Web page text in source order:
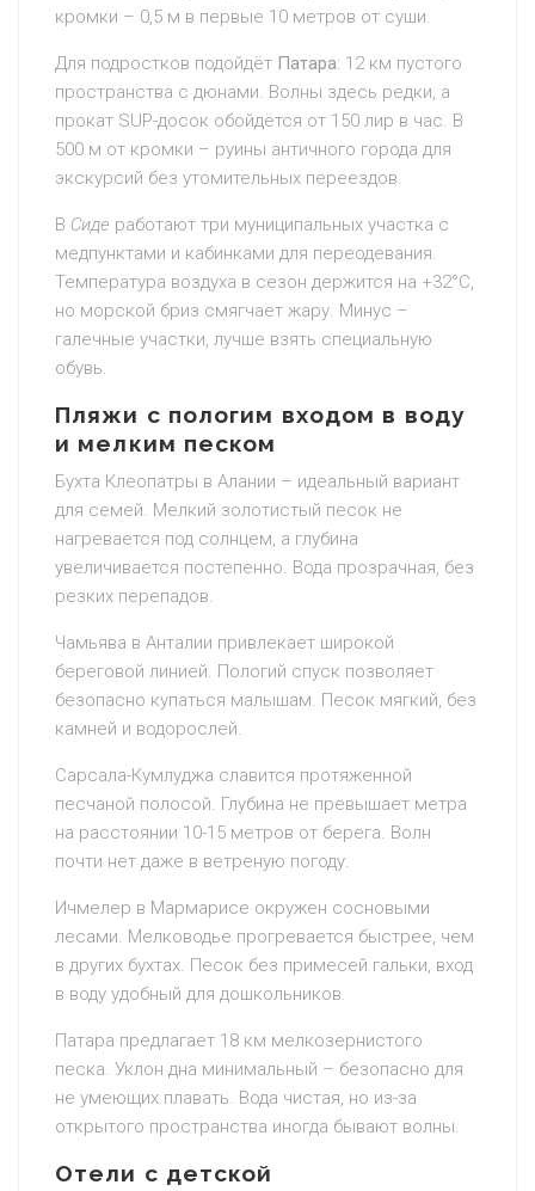
кромки – 0,5 м в первые 10 метров от суши.
Для подростков подойдёт Патара: 12 км пустого
пространства с дюнами. Волны здесь редки, а
прокат SUP-досок обойдётся от 150 лир в час. В
500 м от кромки – руины античного города для
экскурсий без утомительных переездов.
В Сиде работают три муниципальных участка с
медпунктами и кабинками для переодевания.
Температура воздуха в сезон держится на +32°C,
но морской бриз смягчает жару. Минус –
галечные участки, лучше взять специальную
обувь.
Пляжи с пологим входом в воду
и мелким песком
Бухта Клеопатры в Алании – идеальный вариант
для семей. Мелкий золотистый песок не
нагревается под солнцем, а глубина
увеличивается постепенно. Вода прозрачная, без
резких перепадов.
Чамьява в Анталии привлекает широкой
береговой линией. Пологий спуск позволяет
безопасно купаться малышам. Песок мягкий, без
камней и водорослей.
Сарсала-Кумлуджа славится протяженной
песчаной полосой. Глубина не превышает метра
на расстоянии 10-15 метров от берега. Волн
почти нет даже в ветреную погоду.
Ичмелер в Мармарисе окружен сосновыми
лесами. Мелководье прогревается быстрее, чем
в других бухтах. Песок без примесей гальки, вход
в воду удобный для дошкольников.
Патара предлагает 18 км мелкозернистого
песка. Уклон дна минимальный – безопасно для
не умеющих плавать. Вода чистая, но из-за
открытого пространства иногда бывают волны.
Отели с детской